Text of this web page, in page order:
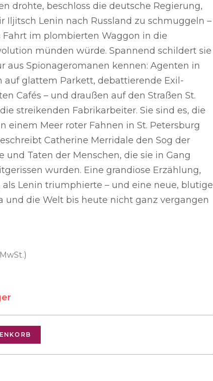
drohte, beschloss die deutsche Regierung,
Iljitsch Lenin nach Russland zu schmuggeln –
Fahrt im plombierten Waggon in die
münden würde. Spannend schildert sie
aus Spionageromanen kennen: Agenten in
auf glattem Parkett, debattierende Exil-
Cafés – und draußen auf den Straßen St.
streikenden Fabrikarbeiter. Sie sind es, die
einem Meer roter Fahnen in St. Petersburg
Catherine Merridale den Sog der
und Taten der Menschen, die sie in Gang
wurden. Eine grandiose Erzählung,
Lenin triumphierte – und eine neue, blutige
und die Welt bis heute nicht ganz vergangen